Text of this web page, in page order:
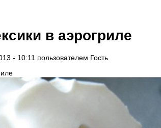
в аэрогриле
- 10:11 пользователем Гость